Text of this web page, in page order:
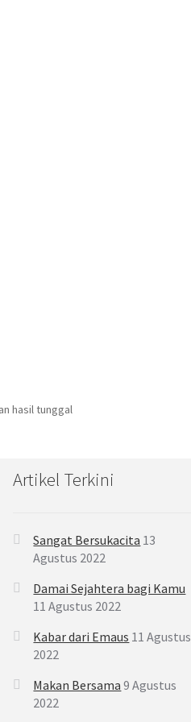
hasil tunggal
Artikel Terkini
Sangat Bersukacita 13
Agustus 2022
Damai Sejahtera bagi Kamu
11 Agustus 2022
Kabar dari Emaus 11 Agustus
2022
Makan Bersama 9 Agustus
2022